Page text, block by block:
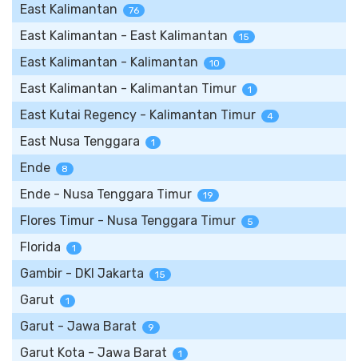
East Kalimantan 76
East Kalimantan - East Kalimantan 15
East Kalimantan - Kalimantan 10
East Kalimantan - Kalimantan Timur 1
East Kutai Regency - Kalimantan Timur 4
East Nusa Tenggara 1
Ende 8
Ende - Nusa Tenggara Timur 19
Flores Timur - Nusa Tenggara Timur 5
Florida 1
Gambir - DKI Jakarta 15
Garut 1
Garut - Jawa Barat 9
Garut Kota - Jawa Barat 1